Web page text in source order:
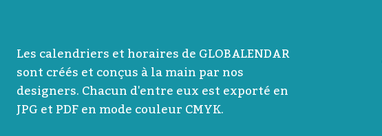
Les calendriers et horaires de GLOBALENDAR
sont créés et conçus à la main par nos
designers. Chacun d'entre eux est exporté en
JPG et PDF en mode couleur CMYK.